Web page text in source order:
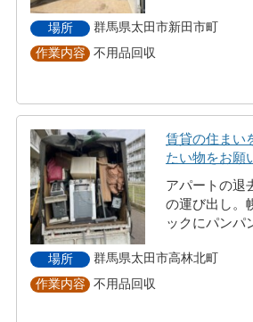
場所
群馬県太田市新田市町
作業内容
不用品回収
賃貸の住まい
たい物をお願
アパートの退
の運び出し。
ックにパンパ
場所
群馬県太田市高林北町
作業内容
不用品回収